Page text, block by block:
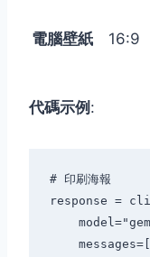
電腦壁紙 16:9
代碼示例 :
# 印刷海報
response =